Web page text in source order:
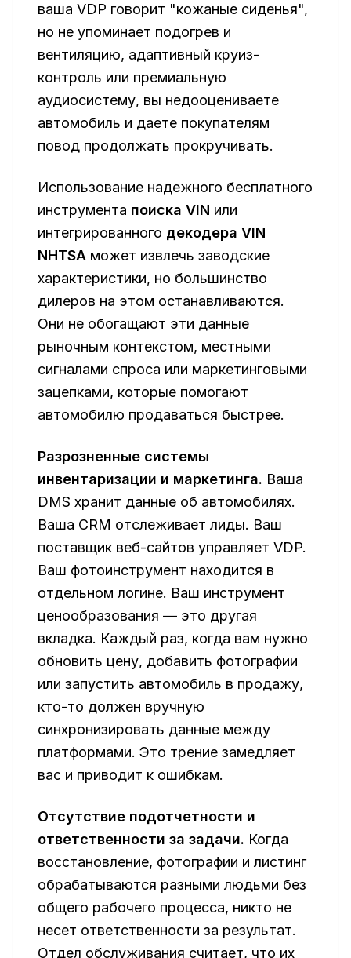
ваша VDP говорит "кожаные сиденья",
но не упоминает подогрев и
вентиляцию, адаптивный круиз-
контроль или премиальную
аудиосистему, вы недооцениваете
автомобиль и даете покупателям
повод продолжать прокручивать.
Использование надежного бесплатного
инструмента поиска VIN или
интегрированного декодера VIN
NHTSA может извлечь заводские
характеристики, но большинство
дилеров на этом останавливаются.
Они не обогащают эти данные
рыночным контекстом, местными
сигналами спроса или маркетинговыми
зацепками, которые помогают
автомобилю продаваться быстрее.
Разрозненные системы
инвентаризации и маркетинга. Ваша
DMS хранит данные об автомобилях.
Ваша CRM отслеживает лиды. Ваш
поставщик веб-сайтов управляет VDP.
Ваш фотоинструмент находится в
отдельном логине. Ваш инструмент
ценообразования — это другая
вкладка. Каждый раз, когда вам нужно
обновить цену, добавить фотографии
или запустить автомобиль в продажу,
кто-то должен вручную
синхронизировать данные между
платформами. Это трение замедляет
вас и приводит к ошибкам.
Отсутствие подотчетности и
ответственности за задачи. Когда
восстановление, фотографии и листинг
обрабатываются разными людьми без
общего рабочего процесса, никто не
несет ответственности за результат.
Отдел обслуживания считает, что их